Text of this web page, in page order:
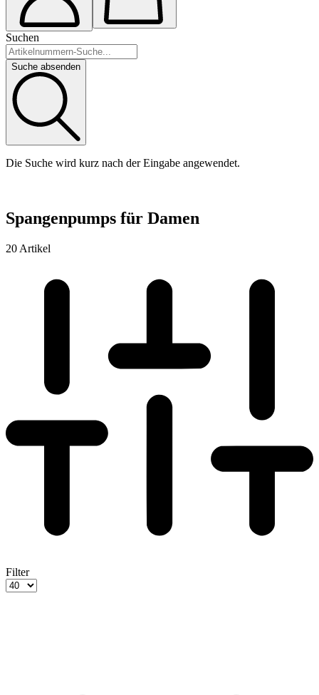
Suchen
Suche absenden
Die Suche wird kurz nach der Eingabe angewendet.
Spangenpumps für Damen
20 Artikel
Filter